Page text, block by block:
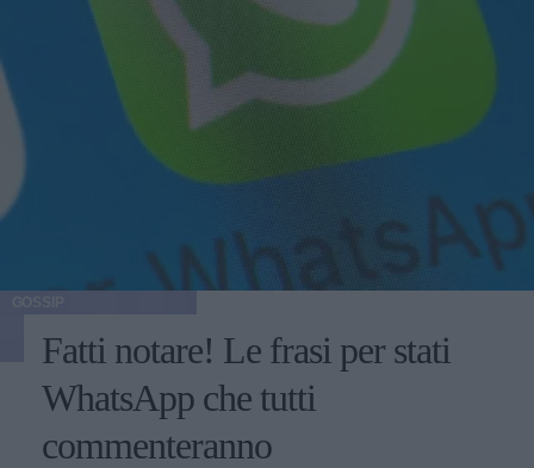
Fatti notare! Le frasi per stati
WhatsApp che tutti
commenteranno